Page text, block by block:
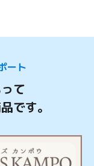
ート
て
です。